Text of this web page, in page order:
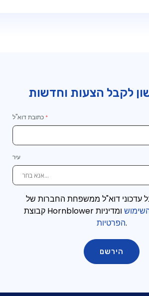
לקבל הצעות וחדשות
כתובת דוא"ל
עדכוני דוא"ל ממשפחת החברות של
ומדיניות
הפרטיות.